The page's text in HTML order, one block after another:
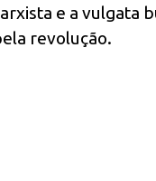
e a vulgata
revolução.